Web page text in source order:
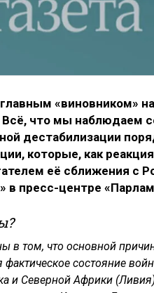
«виновником»
Всё, что мы наблюдаем
дестабилизации
которые, как
её сближения с
в пресс-центре
в том, что основной
состояние
и Северной Африки